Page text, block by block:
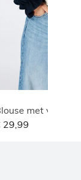
met volants
29,99